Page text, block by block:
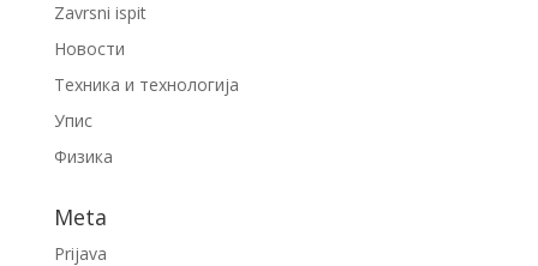
Zavrsni ispit
Новости
Техника и технологија
Упис
Физика
Meta
Prijava